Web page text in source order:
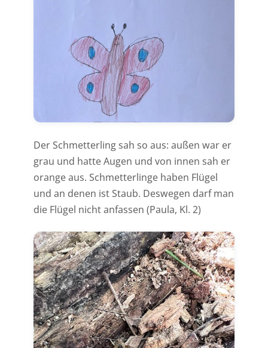
Der Schmetterling sah so aus: außen war er
grau und hatte Augen und von innen sah er
orange aus. Schmetterlinge haben Flügel
und an denen ist Staub. Deswegen darf man
die Flügel nicht anfassen (Paula, Kl. 2)